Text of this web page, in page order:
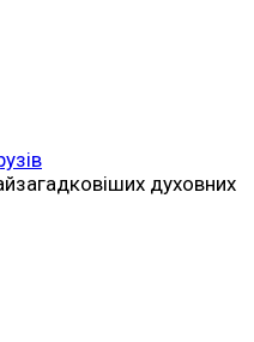
духовних